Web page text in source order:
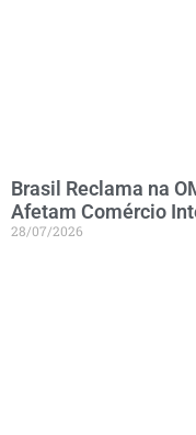
Brasil Reclama na
Afetam Comércio
28/07/2026